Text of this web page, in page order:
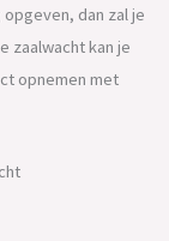
dan zal je
zaalwacht kan je
opnemen met